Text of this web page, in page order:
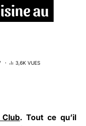
au
3,6K VUES
Club. Tout ce qu’il